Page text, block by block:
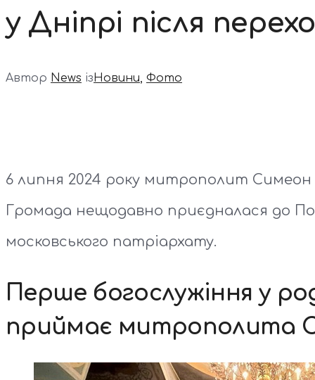
у Дніпрі після
Автор News ізНовини, Фото
6 липня 2024 року митрополит Симеон
Громада нещодавно приєдналася до
московського патріархату.
Перше богослужіння у
приймає митрополита